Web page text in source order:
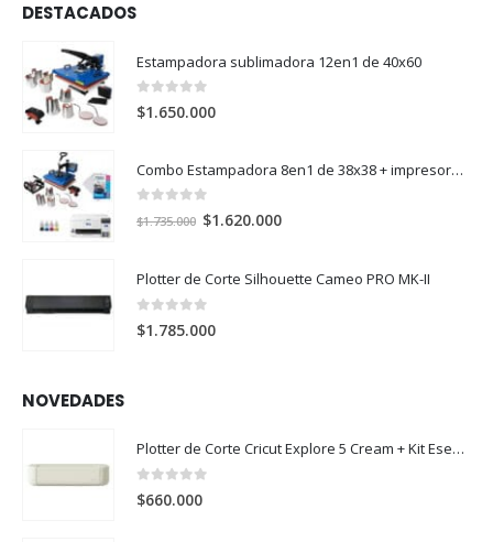
DESTACADOS
Estampadora sublimadora 12en1 de 40x60
0 out of 5
$1.650.000
Combo Estampadora 8en1 de 38x38 + impresora de sublimación Epson SureColor F170
$1.735.000 El
$1.735.000.
$1.620.000El
Plotter de Corte Silhouette Cameo PRO MK-II
0
$1.785.000
NOVEDADES
Plotter de Corte Cricut Explore 5 Cream + Kit Esencial
0
$660.000